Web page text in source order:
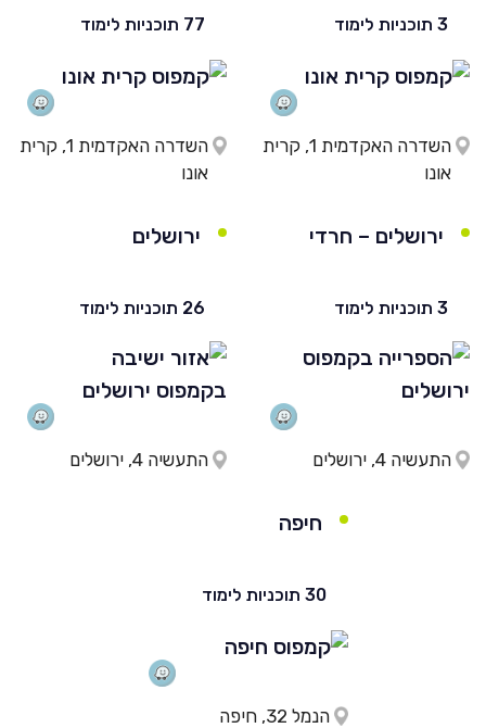
3 תוכניות לימוד
השדרה האקדמית 1, קרית
אונו
77 תוכניות לימוד
השדרה האקדמית 1, קרית
אונו
ירושלים – חרדי
3 תוכניות לימוד
התעשיה 4, ירושלים
ירושלים
26 תוכניות לימוד
התעשיה 4, ירושלים
חיפה
30 תוכניות לימוד
הנמל 32, חיפה